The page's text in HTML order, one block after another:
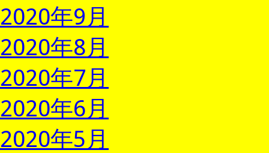
2020年9月
2020年8月
2020年7月
2020年6月
2020年5月